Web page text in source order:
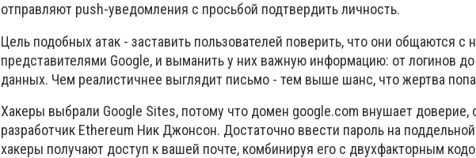
отправляют push-уведомления с просьбой подтвердить личность.
Цель подобных атак - заставить пользователей поверить, что они общаются с
представителями Google, и выманить у них важную информацию: от логинов до
данных. Чем реалистичнее выглядит письмо - тем выше шанс, что жертва
Хакеры выбрали Google Sites, потому что домен google.com внушает доверие,
разработчик Ethereum Ник Джонсон. Достаточно ввести пароль на
хакеры получают доступ к вашей почте, комбинируя его с двухфакторным